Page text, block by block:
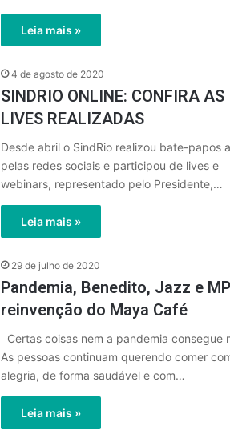
Leia mais »
4 de agosto de 2020
SINDRIO ONLINE: CONFIRA AS
LIVES REALIZADAS
Desde abril o SindRio realizou bate-papos
pelas redes sociais e participou de lives e
webinars, representado pelo Presidente,…
Leia mais »
29 de julho de 2020
Pandemia, Benedito, Jazz e
reinvenção do Maya Café
Certas coisas nem a pandemia consegue
As pessoas continuam querendo comer
alegria, de forma saudável e com…
Leia mais »